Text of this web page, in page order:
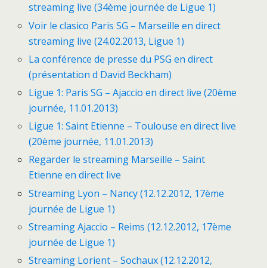
streaming live (34ème journée de Ligue 1)
Voir le clasico Paris SG – Marseille en direct
streaming live (24.02.2013, Ligue 1)
La conférence de presse du PSG en direct
(présentation d David Beckham)
Ligue 1: Paris SG – Ajaccio en direct live (20ème
journée, 11.01.2013)
Ligue 1: Saint Etienne – Toulouse en direct live
(20ème journée, 11.01.2013)
Regarder le streaming Marseille – Saint
Etienne en direct live
Streaming Lyon – Nancy (12.12.2012, 17ème
journée de Ligue 1)
Streaming Ajaccio – Reims (12.12.2012, 17ème
journée de Ligue 1)
Streaming Lorient – Sochaux (12.12.2012,